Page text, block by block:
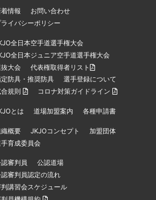
情報
お問い合わせ
ライバシーポリシー
全日本空手道選手権大会
全日本ジュニア空手道選手権大会
大会
代表権取得者リスト
防具・推奨防具
選手登録について
規則
コロナ対策ガイドライン
とは 道場加盟案内 各種申請書
概要 JKJOコンセプト
加盟団体
育成委員会
審判員
公認道場
審判員認定の流れ
講習会スケジュール